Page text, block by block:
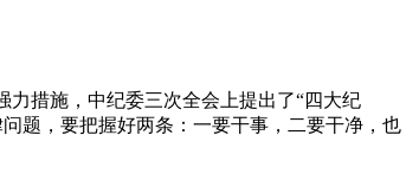
措施，中纪委三次全会上提出了“四大纪
题，要把握好两条：一要干事，二要干净，也